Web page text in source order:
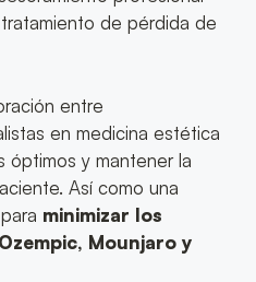
de pérdida de
entre
en medicina estética
óptimos y mantener la
Así como una
minimizar los
Mounjaro y